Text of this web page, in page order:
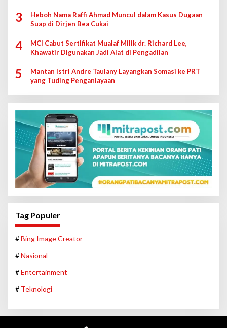
3
Heboh Nama Raffi Ahmad Muncul dalam Kasus Dugaan
Suap di Dirjen Bea Cukai
4
MCI Cabut Sertifikat Mualaf Milik dr. Richard Lee,
Khawatir Digunakan Jadi Alat di Pengadilan
5
Mantan Istri Andre Taulany Layangkan Somasi ke PRT
yang Tuding Penganiayaan
Tag Populer
#Bing Image Creator
#Nasional
#Entertainment
# Teknologi